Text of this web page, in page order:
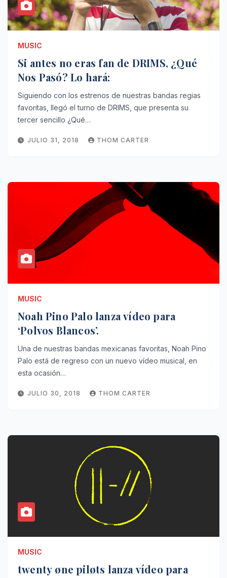
MUSIC
Si antes no eras fan de DRIMS, ¿Qué
Nos Pasó? Lo hará:
Siguiendo con los estrenos de nuestras bandas regias
favoritas, llegó el turno de DRIMS, que presenta su
tercer sencillo ¿Qué…
JULIO 31, 2018 THOM CARTER
MUSIC
Noah Pino Palo lanza vídeo para
‘Polvos Blancos’.
Una de nuestras bandas mexicanas favoritas, Noah Pino
Palo está de regreso con un nuevo vídeo musical, en
esta ocasión…
JULIO 30, 2018 THOM CARTER
MUSIC
twenty øne piløts lanza vídeo para